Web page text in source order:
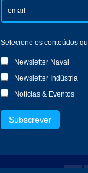
Selecione os conteúdos
Newsletter Naval
Newsletter Indústria
Notícias & Eventos